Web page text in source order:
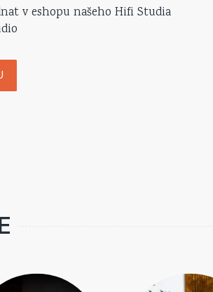
v eshopu našeho Hifi Studia